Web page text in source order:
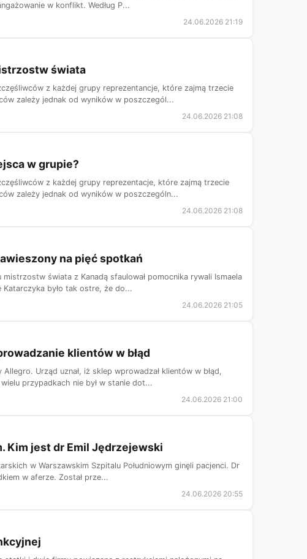
w konflikt. Według P...
24.06.2026 21:19
świata
z każdej grupy reprezentancje, które zajmą trzecie
zależy jednak od wyników w poszczegól...
24.06.2026 21:08
w grupie?
z każdej grupy reprezentacje, które zajmą trzecie
zależy jednak od wyników w poszczególn...
24.06.2026 21:08
na pięć spotkań
świata z Kanadą sfaulował pomocnika rywali Ismaela
Katarczyka było tak ostre, że do...
24.06.2026 21:05
klientów w błąd
Urząd uznał, iż sklep wprowadzał klientów w błąd,
przypadkach nie był w stanie dot...
24.06.2026 21:00
Kim jest dr Emil Jędrzejewski
w Warszawskim Szpitalu Południowym ginęli pacjenci. Dr
w aferze. Został prze...
24.06.2026 20:55